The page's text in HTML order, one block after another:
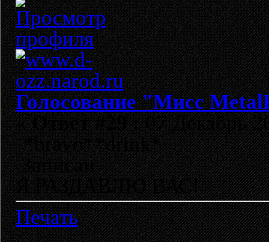
Голосование "Мисс
«Ответ #29 :07 Декабрь
*bravo**drink*
Записан
Я РАЗДАВЛЮ ВАС!
Печать